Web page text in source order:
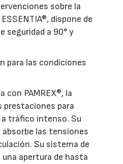
sobre la
dispone de
seguridad a 90° y
para las condiciones
con PAMREX®, la
prestaciones para
tráfico intenso. Su
las tensiones
Su sistema de
apertura de hasta